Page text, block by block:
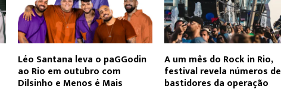
Léo Santana leva o paGGodin
ao Rio em outubro com
Dilsinho e Menos é Mais
A um mês do Rock in Rio,
festival revela números de
bastidores da operação